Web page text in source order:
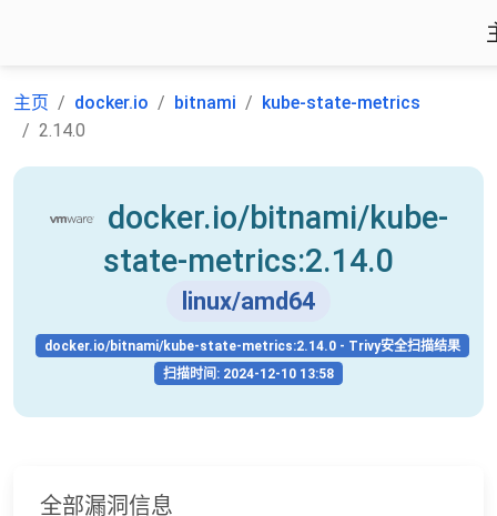
主页 docker.io bitnami
kube-state-metrics
2.14.0
docker.io/bitnami/kube-
state-metrics:2.14.0
linux/amd64
docker.io/bitnami/kube-state-metrics:2.14.0 - Trivy安全扫描结果
扫描时间: 2024-12-10 13:58
全部漏洞信息